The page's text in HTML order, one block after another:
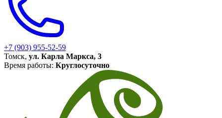
+7 (903) 955-52-59
Томск, ул. Карла Маркса, 3
Время работы: Круглосуточно